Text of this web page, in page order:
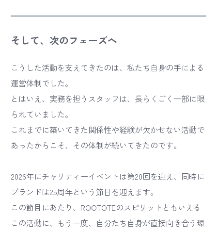
そして、次のフェーズへ
こうした活動を支えてきたのは、私たち自身の手による
運営体制でした。
とはいえ、実務を担うスタッフは、長らくごく一部に限
られていました。
これまでに築いてきた関係性や経験が欠かせない活動で
あったからこそ、その体制が続いてきたのです。
2026年にチャリティーイベントは第20回を迎え、同時に
ブランドは25周年という節目を迎えます。
この節目にあたり、ROOTOTEのスピリットともいえる
この活動に、もう一度、自分たち自身が直接向き合う環